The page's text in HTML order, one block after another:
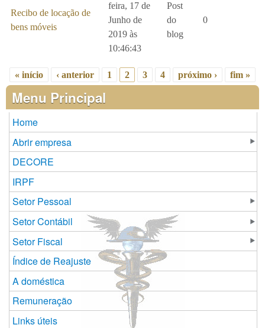
Recibo de locação de
bens móveis
feira, 17 de
Junho de
2019 às
10:46:43
Post
do
blog
0
Páginas
« início ‹ anterior 1 2 3 4 próximo › fim »
Menu Principal
Home
Abrir empresa
DECORE
IRPF
Setor Pessoal
Setor Contábil
Setor Fiscal
Índice de Reajuste
A doméstica
Remuneração
Links úteis